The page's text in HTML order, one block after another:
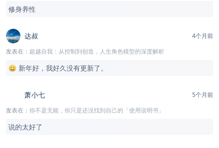
修身养性
达叔
4个月前
发表在： 超越自我：从控制到创造，人生角色模型的深度解析
😄 新年好，我好久没有更新了。
萧小七
5个月前
发表在： 你不是无能，你只是还没找到自己的「使用说明书」
说的太好了